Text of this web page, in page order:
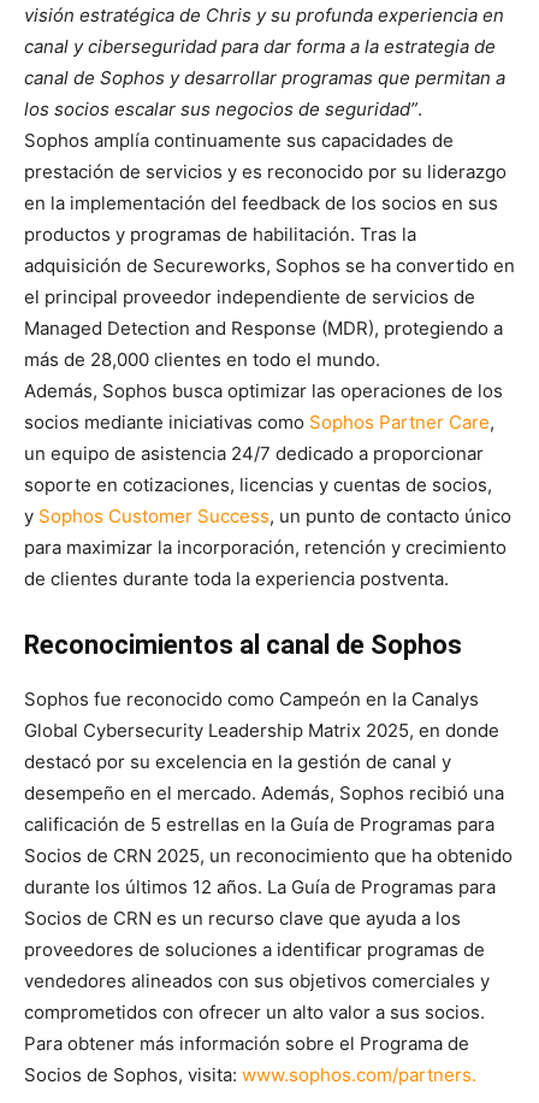
visión estratégica de Chris y su profunda experiencia en
canal y ciberseguridad para dar forma a la estrategia de
canal de Sophos y desarrollar programas que permitan a
los socios escalar sus negocios de seguridad”.
Sophos amplía continuamente sus capacidades de
prestación de servicios y es reconocido por su liderazgo
en la implementación del feedback de los socios en sus
productos y programas de habilitación. Tras la
adquisición de Secureworks, Sophos se ha convertido en
el principal proveedor independiente de servicios de
Managed Detection and Response (MDR), protegiendo a
más de 28,000 clientes en todo el mundo.
Además, Sophos busca optimizar las operaciones de los
socios mediante iniciativas como Sophos Partner Care,
un equipo de asistencia 24/7 dedicado a proporcionar
soporte en cotizaciones, licencias y cuentas de socios,
y Sophos Customer Success, un punto de contacto único
para maximizar la incorporación, retención y crecimiento
de clientes durante toda la experiencia postventa.
Reconocimientos al canal de Sophos
Sophos fue reconocido como Campeón en la Canalys
Global Cybersecurity Leadership Matrix 2025, en donde
destacó por su excelencia en la gestión de canal y
desempeño en el mercado. Además, Sophos recibió una
calificación de 5 estrellas en la Guía de Programas para
Socios de CRN 2025, un reconocimiento que ha obtenido
durante los últimos 12 años. La Guía de Programas para
Socios de CRN es un recurso clave que ayuda a los
proveedores de soluciones a identificar programas de
vendedores alineados con sus objetivos comerciales y
comprometidos con ofrecer un alto valor a sus socios.
Para obtener más información sobre el Programa de
Socios de Sophos, visita: www.sophos.com/partners.